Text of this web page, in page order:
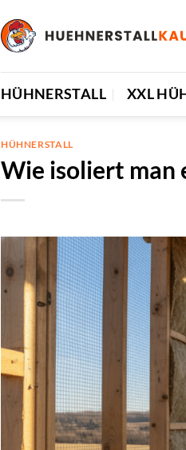
HÜHNERSTALL XXL
HÜHNERSTALL
Wie isoliert man